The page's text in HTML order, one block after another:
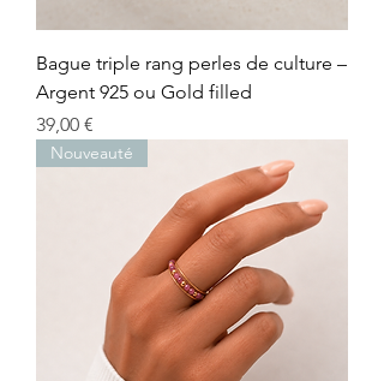
Bague triple rang perles de culture –
Argent 925 ou Gold filled
Prix
39,00 €
Nouveauté